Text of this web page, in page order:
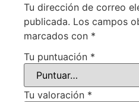
Tu dirección de correo
publicada. Los campos
marcados con *
Tu puntuación *
Tu valoración *